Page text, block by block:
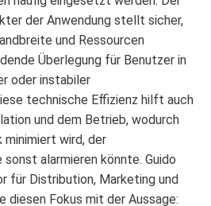
der Anwendung stellt sicher,
und Ressourcen
Überlegung für Benutzer in
oder instabiler
technische Effizienz hilft auch
und dem Betrieb, wodurch
minimiert wird, der
alarmieren könnte. Guido
für Distribution, Marketing und
Fokus mit der Aussage: